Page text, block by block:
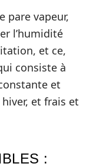
pare vapeur,
l’humidité
et ce,
consiste à
et
et frais et
: